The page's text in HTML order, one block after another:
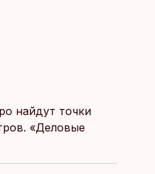
найдут точки
«Деловые